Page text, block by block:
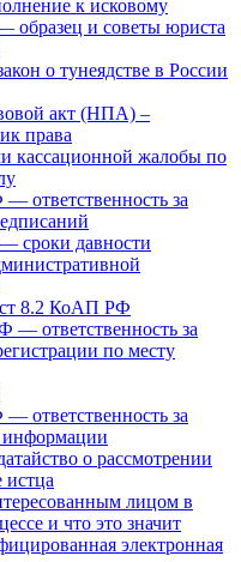
к исковому
образец и советы юриста
о тунеядстве в России
акт (НПА) –
права
кассационной жалобы по
ответственность за
давности
ст 8.2 КоАП РФ
ответственность за
по месту
ответственность за
информации
о рассмотрении
истца
лицом в
и что это значит
электронная